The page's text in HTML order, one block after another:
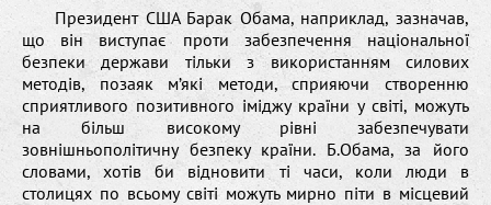
Президент США Барак Обама, наприклад, зазначав,
що він виступає проти забезпечення національної
безпеки держави тільки з використанням силових
методів, позаяк м’які методи, сприяючи створенню
сприятливого позитивного іміджу країни у світі, можуть
на більш високому рівні забезпечувати
зовнішньополітичну безпеку країни. Б.Обама, за його
словами, хотів би відновити ті часи, коли люди в
столицях по всьому світі можуть мирно піти в місцевий